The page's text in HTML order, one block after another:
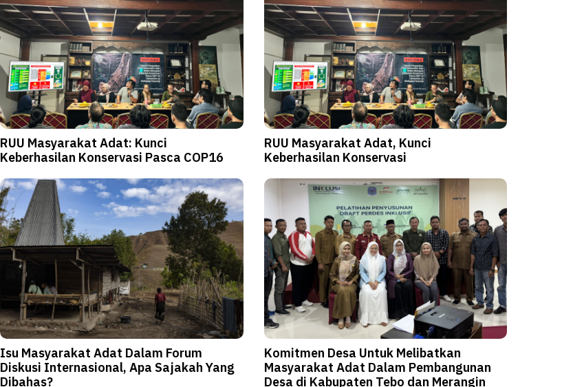
RUU Masyarakat Adat: Kunci
Keberhasilan Konservasi Pasca COP16
RUU Masyarakat Adat, Kunci
Keberhasilan Konservasi
Isu Masyarakat Adat Dalam Forum
Diskusi Internasional, Apa Sajakah Yang
Dibahas?
Komitmen Desa Untuk Melibatkan
Masyarakat Adat Dalam Pembangunan
Desa di Kabupaten Tebo dan Merangin